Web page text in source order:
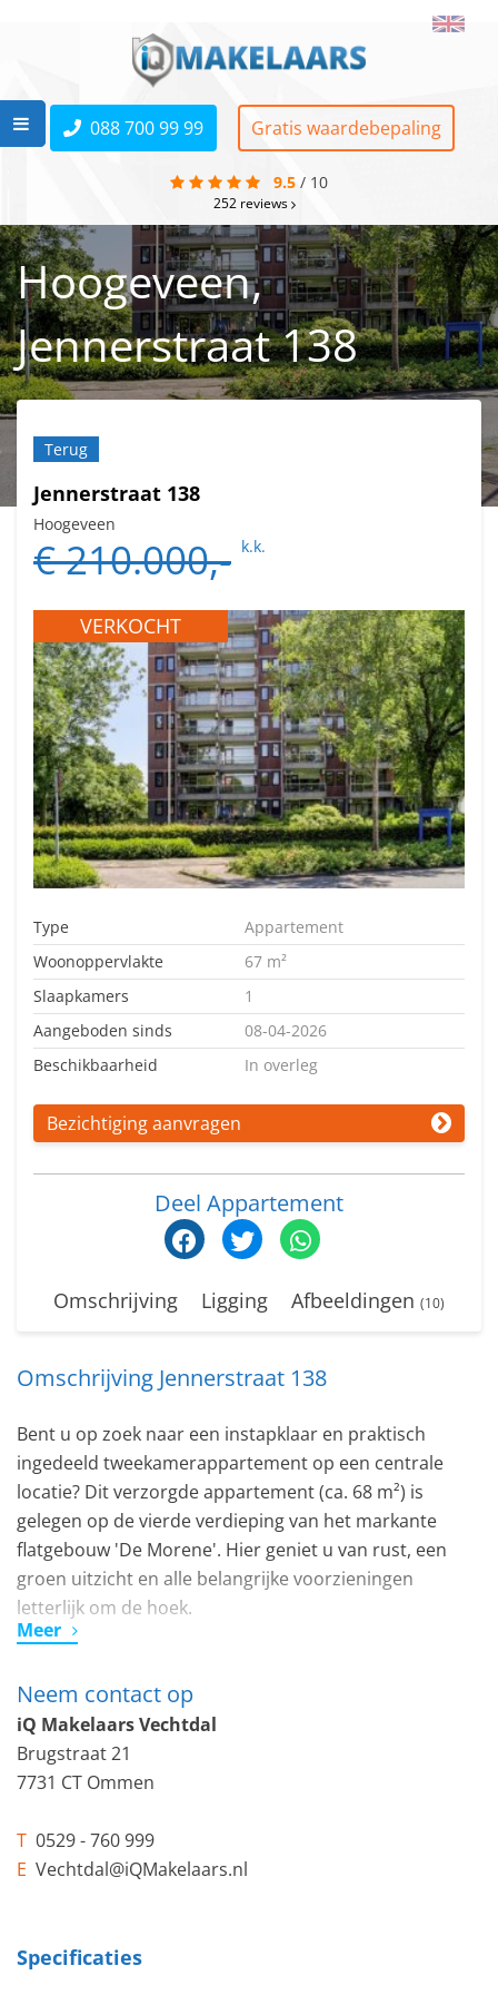
088 700 99 99 Gratis waardebepaling
9.5 / 10
252 reviews
Hoogeveen,
Jennerstraat 138
Terug
Jennerstraat 138
Hoogeveen
€ 210.000,- k.k.
VERKOCHT
Type
Appartement
Woonoppervlakte
67 m²
Slaapkamers
1
Aangeboden sinds
08-04-2026
Beschikbaarheid
In overleg
Bezichtiging aanvragen
Deel Appartement
Omschrijving Ligging Afbeeldingen (10)
Omschrijving Jennerstraat 138
Bent u op zoek naar een instapklaar en praktisch
ingedeeld tweekamerappartement op een centrale
locatie? Dit verzorgde appartement (ca. 68 m²) is
gelegen op de vierde verdieping van het markante
flatgebouw 'De Morene'. Hier geniet u van rust, een
groen uitzicht en alle belangrijke voorzieningen
letterlijk om de hoek.
De ligging is ideaal voor wie van gemak houdt. Op
slechts 200 meter afstand vindt u het ziekenhuis
(Bethesda), een bushalte en een heerlijk park voor een
wandeling. Wilt u uitgebreid winkelen of een terrasje
centrumvoorzieningen ligt op slechts circa 1 kilometer
afstand.
Dankzij de aanwezige liften is het appartement op de
Meer
Neem contact op
iQ Makelaars Vechtdal
Brugstraat 21
7731 CT Ommen
T 0529 - 760 999
E Vechtdal@iQMakelaars.nl
Specificaties